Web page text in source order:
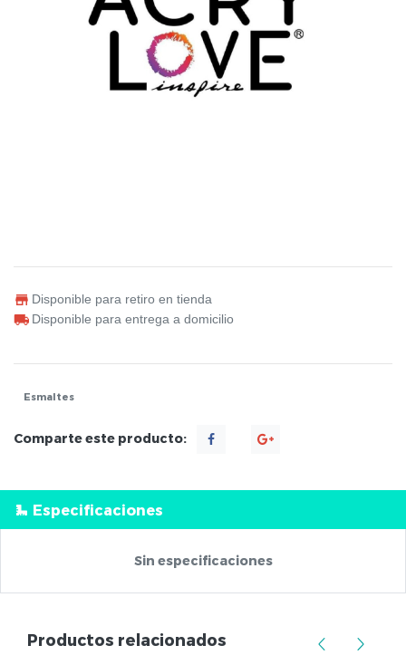
Disponible para retiro en tienda
Disponible para entrega a domicilio
Esmaltes
Comparte este producto:
Especificaciones
Sin especificaciones
Productos relacionados